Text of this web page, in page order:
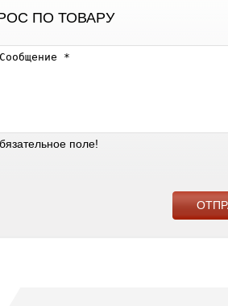
ПО ТОВАРУ
поле!